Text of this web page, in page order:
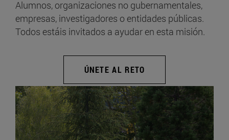
Alumnos, organizaciones no gubernamentales,
empresas, investigadores o entidades públicas.
Todos estáis invitados a ayudar en esta misión.
ÚNETE AL RETO